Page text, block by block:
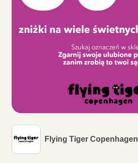
Flying Tiger Copenhagen